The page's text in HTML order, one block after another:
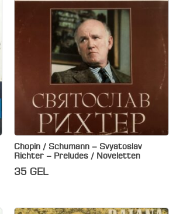
Chopin / Schumann – Svyatoslav
Richter – Preludes / Noveletten
35 GEL